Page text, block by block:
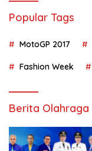
Popular Tags
MotoGP 2017
Fashion Week
Berita Olahraga